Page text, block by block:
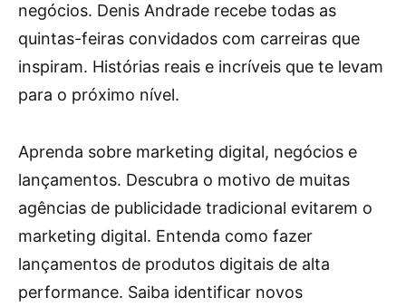
negócios. Denis Andrade recebe todas as
quintas-feiras convidados com carreiras que
inspiram. Histórias reais e incríveis que te levam
para o próximo nível.
Aprenda sobre marketing digital, negócios e
lançamentos. Descubra o motivo de muitas
agências de publicidade tradicional evitarem o
marketing digital. Entenda como fazer
lançamentos de produtos digitais de alta
performance. Saiba identificar novos